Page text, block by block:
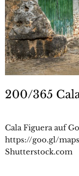
200/365
Cala Figuera auf
https://goo.gl/
Shutterstock.com